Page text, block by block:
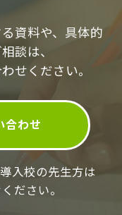
資料や、具体的
談は、
せください。
合わせ
⼊校の先⽣⽅は
ださい。